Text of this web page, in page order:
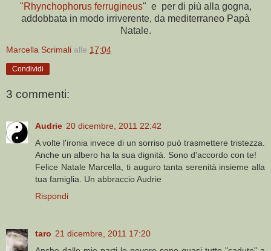
"Rhynchophorus ferrugineus" e per di più alla gogna,
addobbata in modo irriverente, da mediterraneo Papà
Natale.
Marcella Scrimali alle 17:04
Condividi
3 commenti:
Audrie 20 dicembre, 2011 22:42
A volte l'ironia invece di un sorriso può trasmettere tristezza.
Anche un albero ha la sua dignità. Sono d'accordo con te!
Felice Natale Marcella, ti auguro tanta serenità insieme alla
tua famiglia. Un abbraccio Audrie
Rispondi
taro 21 dicembre, 2011 17:20